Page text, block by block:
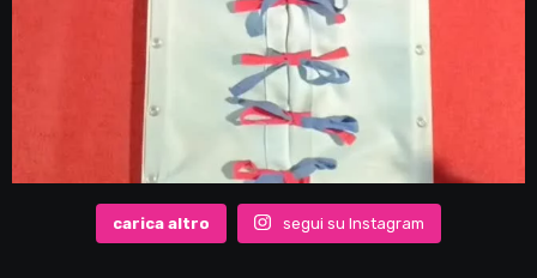
carica altro segui su Instagram